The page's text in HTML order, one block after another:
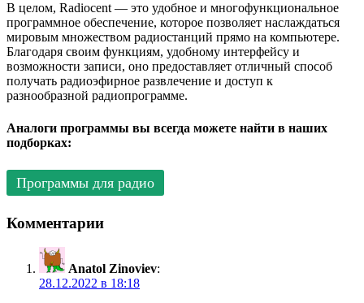
В целом, Radiocent — это удобное и многофункциональное
программное обеспечение, которое позволяет наслаждаться
мировым множеством радиостанций прямо на компьютере.
Благодаря своим функциям, удобному интерфейсу и
возможности записи, оно предоставляет отличный способ
получать радиоэфирное развлечение и доступ к
разнообразной радиопрограмме.
Аналоги программы вы всегда можете найти в наших
подборках:
Программы для радио
Комментарии
Anatol Zinoviev:
28.12.2022 в 18:18